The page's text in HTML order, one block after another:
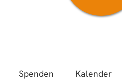
Spenden
Kalender